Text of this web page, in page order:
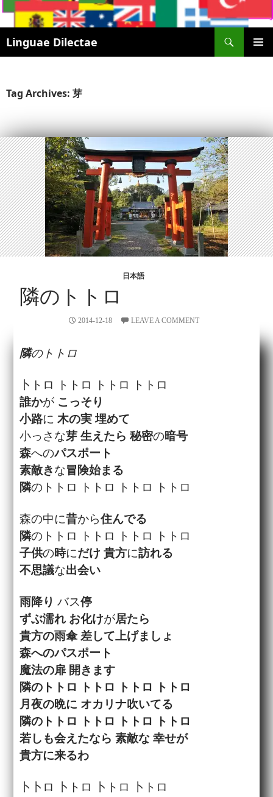
Linguae Dilectae
SKIP
Tag Archives: 芽
日本語
隣のトトロ
2014-12-18 LEAVE A COMMENT
隣のトトロ
卜トロ トトロ トトロ トトロ
誰かが こっそり
小路に 木の実 埋めて
小っさな芽 生えたら 秘密の暗号
森へのパスポート
素敵きな冒険始まる
隣のトトロ トトロ トトロ トトロ
森の中に昔から住んでる
隣のトトロ トトロ トトロ トトロ
子供の時にだけ 貴方に訪れる
不思議な出会い
雨降り バス停
ずぶ濡れ お化けが居たら
貴方の雨傘 差して上げましょ
森へのパスポート
魔法の扉 開きます
隣のトトロ トトロ トトロ トトロ
月夜の晩に オカリナ吹いてる
隣のトトロ トトロ トトロ トトロ
若しも会えたなら素敵な幸せが
貴方に来るわ
卜卜ロ 卜トロ 卜トロ 卜トロ